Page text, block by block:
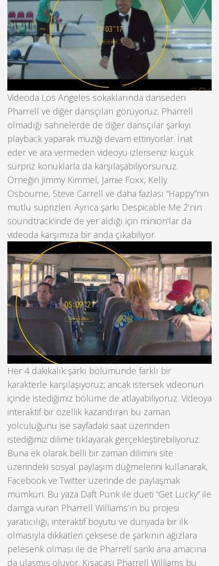
Videoda Los Angeles sokaklarında danseden
Pharrell ve diğer dansçıları görüyoruz. Pharrell
olmadığı sahnelerde de diğer dansçılar şarkıyı
playback yaparak müziği devam ettiriyorlar. İnat
eder ve ara vermeden videoyu izlerseniz küçük
sürpriz konuklarla da karşılaşabiliyorsunuz.
Örneğin Jimmy Kimmel, Jamie Foxx, Kelly
Osbourne, Steve Carrell ve daha fazlası “Happy”nin
mutlu süprizleri. Ayrıca şarkı Despicable Me 2’nin
soundtrack’inde de yer aldığı için minion’lar da
videoda karşımıza bir anda çıkabiliyor.
Her 4 dakikalık şarkı bölümünde farklı bir
karakterle karşılaşıyoruz; ancak istersek videonun
içinde istediğimiz bölüme de atlayabiliyoruz. Videoya
interaktif bir özellik kazandıran bu zaman
yolculuğunu ise sayfadaki saat üzerinden
istediğimiz dilime tıklayarak gerçekleştirebiliyoruz.
Buna ek olarak belli bir zaman dilimini site
üzerindeki sosyal paylaşım düğmelerini kullanarak,
Facebook ve Twitter üzerinde de paylaşmak
mümkün. Bu yaza Daft Punk ile düeti “Get Lucky” ile
damga vuran Pharrell Williams’ın bu projesi
yaratıcılığı, interaktif boyutu ve dünyada bir ilk
olmasıyla dikkatleri çeksese de şarkının ağızlara
pelesenk olması ile de Pharrell sanki ana amacına
da ulaşmış oluyor. Kısacası Pharrell Williams bu